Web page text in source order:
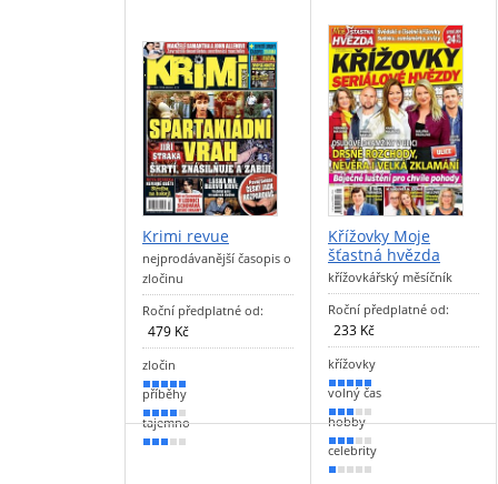
Krimi revue
nejprodávanější časopis o
zločinu
Roční předplatné od:
479 Kč
zločin
90 %
příběhy
70 %
tajemno
60 %
Křížovky Moje
šťastná hvězda
křížovkářský měsíčník
Roční předplatné od:
233 Kč
křížovky
100 %
volný čas
60 %
hobby
50 %
celebrity
20 %